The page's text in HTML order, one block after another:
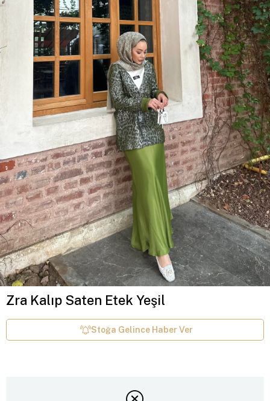
Zra Kalıp Saten Etek Yeşil
Stoğa Gelince Haber Ver